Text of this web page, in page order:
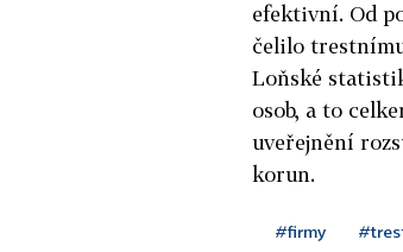
efektivní. Od
čelilo
Loňské
osob, a to
uveřejnění
korun.
#firmy